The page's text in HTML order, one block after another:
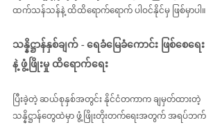
ထက်သန်သန်နဲ့ ထိထိရောက်ရောက် ပါဝင်နိုင်မှ ဖြစ်မှာပါ။
သန္နိဋ္ဌာန်နှစ်ချက် - ရေခံမြေခံကောင်း ဖြစ်စေရေး
နဲ့ ဖွံ့ဖြိုးမှု ထိရောက်ရေး
ပြီးခဲ့တဲ့ ဆယ်စုနှစ်အတွင်း နိုင်ငံတကာက ချမှတ်ထားတဲ့
သန္နိဋ္ဌာန်တွေထဲမှာ ဖွံ့ဖြိုးတိုးတက်ရေးအတွက် အရပ်ဘက်